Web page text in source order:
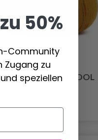
INCAWOOL
7.85 €
50%
Community
Zugang zu
speziellen